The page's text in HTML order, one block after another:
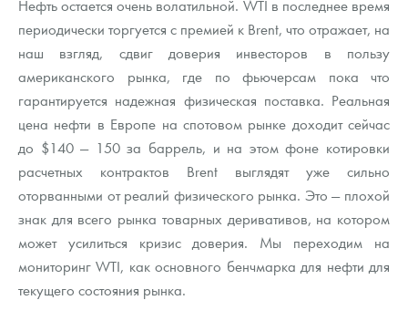
Русская нумизматика
Наборы подарочных и коллекционных монет
Монеты и жетоны из недрагоценных металлов
Книги по нумизматике
Нефть остается очень волатильной. WTI в последнее время
периодически торгуется с премией к Brent, что отражает, на
наш взгляд, сдвиг доверия инвесторов в пользу
американского рынка, где по фьючерсам пока что
гарантируется надежная физическая поставка. Реальная
цена нефти в Европе на спотовом рынке доходит сейчас
до $140 — 150 за баррель, и на этом фоне котировки
расчетных контрактов Brent выглядят уже сильно
оторванными от реалий физического рынка. Это — плохой
знак для всего рынка товарных деривативов, на котором
может усилиться кризис доверия. Мы переходим на
мониторинг WTI, как основного бенчмарка для нефти для
текущего состояния рынка.